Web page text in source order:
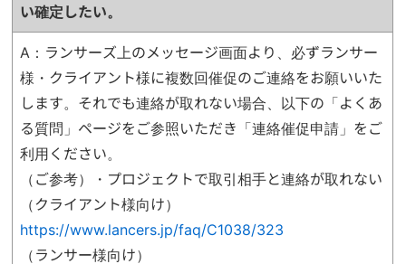
い確定したい。
A：ランサーズ上のメッセージ画面より、必ずランサー
様・クライアント様に複数回催促のご連絡をお願いいた
します。それでも連絡が取れない場合、以下の「よくあ
る質問」ページをご参照いただき「連絡催促申請」をご
利用ください。
（ご参考）・プロジェクトで取引相手と連絡が取れない
（クライアント様向け）
https://www.lancers.jp/faq/C1038/323
（ランサー様向け）